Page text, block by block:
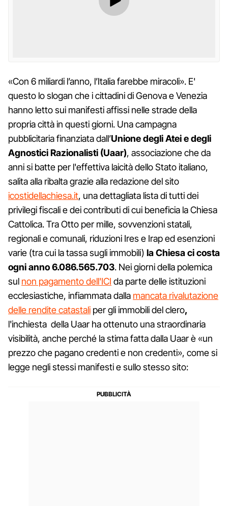
«Con 6 miliardi l’anno, l’Italia farebbe miracoli». E'
questo lo slogan che i cittadini di Genova e Venezia
hanno letto sui manifesti affissi nelle strade della
propria città in questi giorni. Una campagna
pubblicitaria finanziata dall’Unione degli Atei e degli
Agnostici Razionalisti (Uaar), associazione che da
anni si batte per l'effettiva laicità dello Stato italiano,
salita alla ribalta grazie alla redazione del sito
icostidellachiesa.it, una dettagliata lista di tutti dei
privilegi fiscali e dei contributi di cui beneficia la Chiesa
Cattolica. Tra Otto per mille, sovvenzioni statali,
regionali e comunali, riduzioni Ires e Irap ed esenzioni
varie (tra cui la tassa sugli immobili) la Chiesa ci costa
ogni anno 6.086.565.703. Nei giorni della polemica
sul non pagamento dell'ICI da parte delle istituzioni
ecclesiastiche, infiammata dalla mancata rivalutazione
delle rendite catastali per gli immobili del clero,
l'inchiesta della Uaar ha ottenuto una straordinaria
visibilità, anche perché la stima fatta dalla Uaar è «un
prezzo che pagano credenti e non credenti», come si
legge negli stessi manifesti e sullo stesso sito: